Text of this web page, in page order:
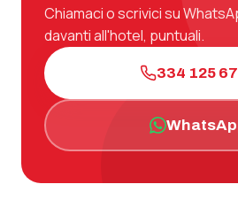
Chiamaci o scrivici su
davanti all'hotel, puntuali.
334 125